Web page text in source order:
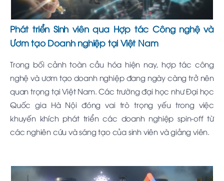
Phát triển Sinh viên qua Hợp tác Công nghệ và
Ươm tạo Doanh nghiệp tại Việt Nam
Trong bối cảnh toàn cầu hóa hiện nay, hợp tác công
nghệ và ươm tạo doanh nghiệp đang ngày càng trở nên
quan trọng tại Việt Nam. Các trường đại học như Đại học
Quốc gia Hà Nội đóng vai trò trọng yếu trong việc
khuyến khích phát triển các doanh nghiệp spin-off từ
các nghiên cứu và sáng tạo của sinh viên và giảng viên.